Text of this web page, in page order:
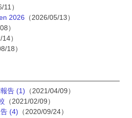
11）
2026 （2026/05/13）
）
）
18）
告 (1) （2021/04/09）
（2021/02/09）
(4) （2020/09/24）